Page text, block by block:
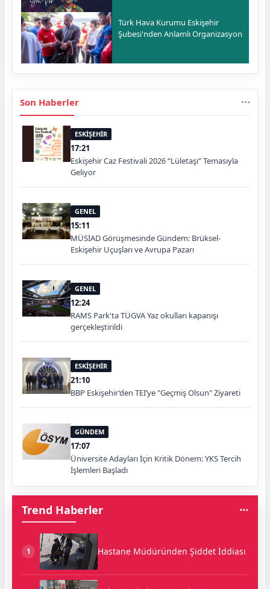
Türk Hava Kurumu Eskişehir
Şubesi'nden Anlamlı Organizasyon
Son Haberler
ESKİŞEHİR
17:21
Eskişehir Caz Festivali 2026 “Lületaşı” Temasıyla
Geliyor
GENEL
15:11
MÜSİAD Görüşmesinde Gündem: Brüksel-
Eskişehir Uçuşları ve Avrupa Pazarı
GENEL
12:24
RAMS Park'ta TÜGVA Yaz okulları kapanışı
gerçekleştirildi
ESKİŞEHİR
21:10
BBP Eskişehir’den TEI’ye "Geçmiş Olsun" Ziyareti
GÜNDEM
17:07
Üniversite Adayları İçin Kritik Dönem: YKS Tercih
İşlemleri Başladı
Trend Haberler
1 Hastane Müdüründen Şiddet İddiası